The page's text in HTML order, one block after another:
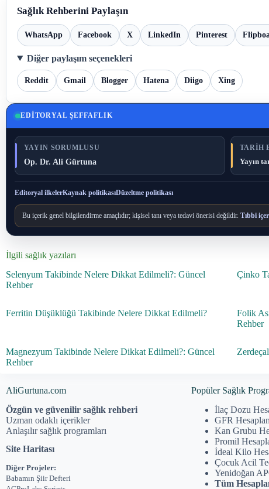
Sağlık Rehberini Paylaşın
WhatsApp Facebook X LinkedIn Pinterest
Diğer paylaşım seçenekleri
Reddit Gmail Blogger Hatena Diigo Xing
EDITORYAL ŞEFFAFLIK
YAYIN SORUMLUSU
Op. Dr. Ali Gürtuna
TARIH
Yayın
Editoryal ilkelerKaynak politikasıDüzeltme politikası
Bu içerik genel bilgilendirme amaçlıdır; kişisel tanı veya tedavi önerisi değildir. Tıbbi
İlgili sağlık yazıları
Selenyum Takibinde Nelere Dikkat Edilmeli?: Güncel
Rehber
Çinko
Ferritin Düşüklüğü Takibinde Nelere Dikkat Edilmeli?
Folik
Rehber
Magnezyum Takibinde Nelere Dikkat Edilmeli?: Güncel
Rehber
AliGurtuna.com
Özgün ve güvenilir sağlık rehberi
Uzman odaklı içerikler
Anlaşılır sağlık programları
Site Haritası
Diğer Projeler:
Babamın Şiir Defteri
Popüler Sağlık
İlaç Dozu
GFR
Kan Grubu
Promil
İdeal Kilo
Çocuk Acil
Yenidoğan
Tüm